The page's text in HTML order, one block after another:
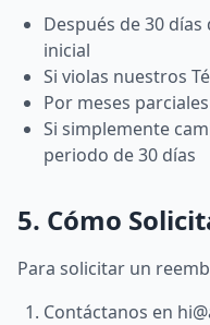
Después de 30
inicial
Si violas nuestros
Por meses
Si simplemente
periodo de 30 días
5. Cómo
Para solicitar un
Contáctanos en